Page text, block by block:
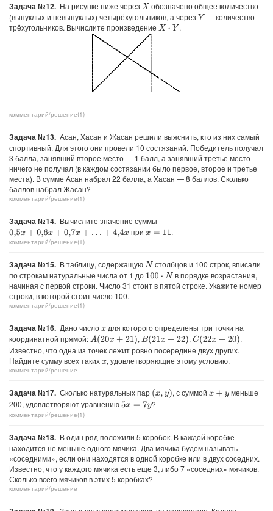
Задача №12. На рисунке ниже через X обозначено общее количество
(выпуклых и невыпуклых) четырёхугольников, а через Y — количество
трёхугольников. Вычислите произведение X⋅ Y .
комментарий/решение(1)
Задача №13. Асан, Хасан и Жасан решили выяснить, кто из них самый
спортивный. Для этого они провели 10 состязаний. Победитель получал
3 балла, занявший второе место — 1 балл, а занявший третье место
ничего не получал (в каждом состязании было первое, второе и третье
места). В сумме Асан набрал 22 балла, а Хасан — 8 баллов. Сколько
баллов набрал Жасан?
комментарий/решение(1)
Задача №14. Вычислите значение суммы
0,5x+ 0,6x+0,7x+ …+4, 4x при x= 11 .
комментарий/решение(1)
Задача №15. В таблицу, содержащуюN столбцов и 100 строк, вписали
по строкам натуральные числа от 1 до 100 N
в порядке возрастания,
начиная с первой строки. Число 31 стоит в пятой строке. Укажите номер
строки, в которой стоит число 100.
комментарий/решение(1)
Задача №16. Дано числоx для которого определены три точки на
координатной прямой:A(20x+ 21) , B(21x+22) , C(22x+ 20)
.
Известно, что одна из точек лежит ровно посередине двух других.
Найдите сумму всех такихx, удовлетворяющие этому условию.
комментарий/решение
Задача №17. Сколько натуральных пар (x,y) , с суммой x+y
меньше
200, удовлетворяют уравнению5x= 7y ?
комментарий/решение(1)
Задача №18. В один ряд положили 5 коробок. В каждой коробке
находится не меньше одного мячика. Два мячика будем называть
«соседними», если они находятся в одной коробке или в двух соседних.
Известно, что у каждого мячика есть еще 3, либо 7 «соседних» мячиков.
Сколько всего мячиков в этих 5 коробках?
комментарий/решение